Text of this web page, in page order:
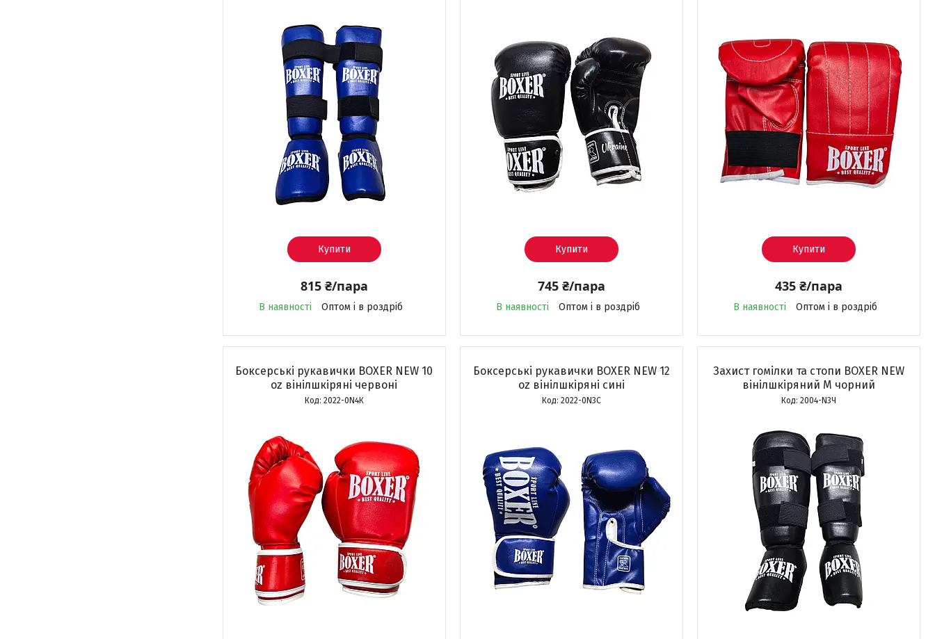
Купити
815 ₴/пара
В наявності Оптом і в роздріб
Купити
745 ₴/пара
В наявності Оптом і в роздріб
Купити
435 ₴/пара
В наявності Оптом і в роздріб
Боксерські рукавички BOXER NEW 10
оz вінілшкіряні червоні
2022-0N4К
Боксерські рукавички BOXER NEW 12
оz вінілшкіряні сині
2022-0N3С
Захист гомілки та стопи BOXER NEW
вінілшкіряний M чорний
2004-N3Ч